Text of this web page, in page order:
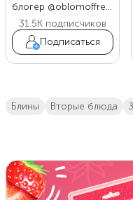
блогер @oblomoffrecipe
31.5K подписчиков
Подписаться
блины вторые блюда